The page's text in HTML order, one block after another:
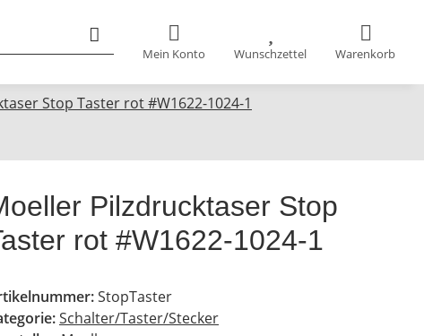
Mein Konto Wunschzettel Warenkorb
Stop Taster rot #W1622-1024-1
Pilzdrucktaser Stop
rot #W1622-1024-1
StopTaster
Schalter/Taster/Stecker